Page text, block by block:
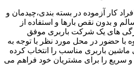
کار آزموده در بسته بندی،چیدمان و
و بدون نقص بارها و استفاده از
های یک شرکت باربری موفق
با حضور در محل مورد نظر با توجه به
باربری مناسب را انتخاب کرده
سریع را برای مشتریان خود فراهم می